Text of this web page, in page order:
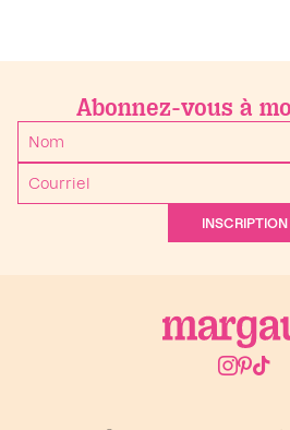
Abonnez-vous à
INSCRIPTION